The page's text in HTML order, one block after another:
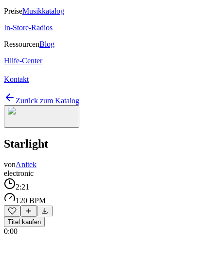
PreiseMusikkatalog
In-Store-Radios
RessourcenBlog
Hilfe-Center
Kontakt
Zurück zum Katalog
Starlight
vonAnitek
electronic
2:21
120 BPM
Titel kaufen
0:00